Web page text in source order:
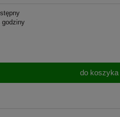
godziny
do koszyka